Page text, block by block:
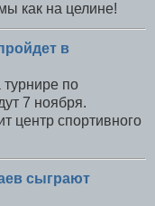
как на целине!
в
турнире по
7 ноября.
центр спортивного
сыграют